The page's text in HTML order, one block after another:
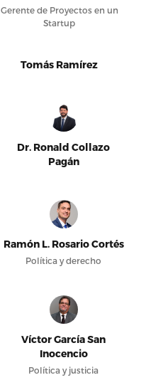
Gerente de Proyectos en un
Startup
Tomás Ramírez
Dr. Ronald Collazo
Pagán
Ramón L. Rosario Cortés
Política y derecho
Víctor García San
Inocencio
Política y justicia